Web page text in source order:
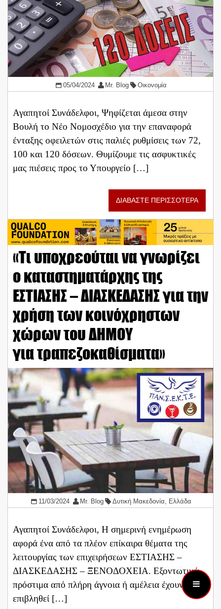
05/04/2024 Mr. Blog Οικονομία
Αγαπητοί Συνάδελφοι, Ψηφίζεται άμεσα στην
Βουλή το Νέο Νομοσχέδιο για την επαναφορά
ένταξης οφειλετών στις παλιές ρυθμίσεις των 72,
100 και 120 δόσεων. Θυμίζουμε τις ασφυκτικές
μας πιέσεις προς το Υπουργείο […]
ΔΙΑΒΑΣΤΕ ΠΕΡΙΣΣΟΤΕΡΑ
«Τι υποχρεούται να γνωρίζει
ο καταστηματάρχης της
ΕΣΤΙΑΣΗΣ – ΔΙΑΣΚΕΔΑΣΗΣ για την
χρήση των κοινόχρηστων
χώρων του ΔΗΜΟΥ
για τραπεζοκαθίσματα»
11/03/2024 Mr. Blog Δυτική Μακεδονία, Ελλάδα
Αγαπητοί Συνάδελφοι, Η σημερινή ενημέρωση
αφορά ένα από τα πλέον επίκαιρα θέματα της
λειτουργίας των επιχειρήσεων ΕΣΤΙΑΣΗΣ –
ΔΙΑΣΚΕΔΑΣΗΣ – ΞΕΝΟΔΟΧΕΙΑ. Εξοντωτικά
πρόστιμα από πλήρη άγνοια ή αμέλεια έχουν
επιβληθεί […]